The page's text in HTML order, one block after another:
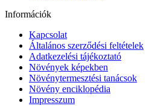
Információk
Kapcsolat
Általános szerződési feltételek
Adatkezelési tájékoztató
Növények képekben
Növénytermesztési tanácsok
Növény enciklopédia
Impresszum